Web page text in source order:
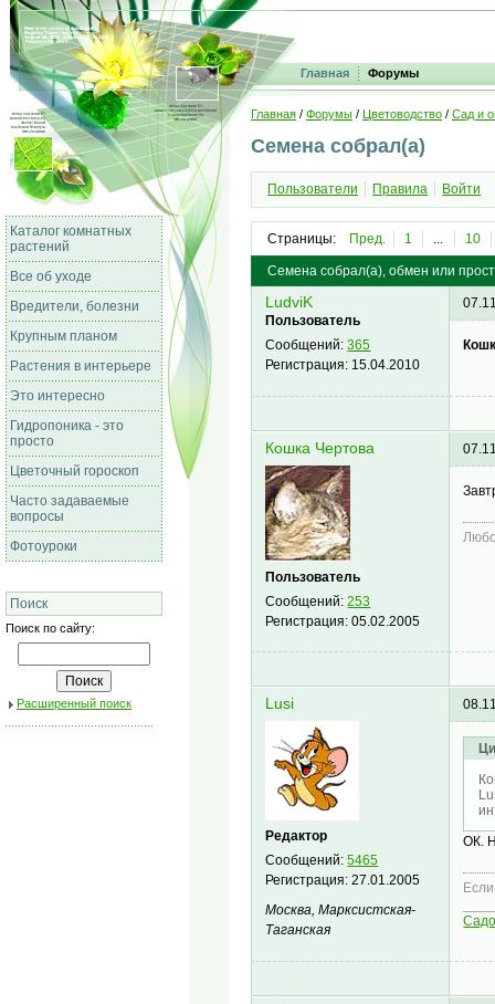
Главная Форумы
Каталог комнатных
растений
Все об уходе
Вредители, болезни
Крупным планом
Растения в интерьере
Это интересно
Гидропоника - это
просто
Цветочный гороскоп
Часто задаваемые
вопросы
Фотоуроки
Поиск
Поиск по сайту:
Расширенный поиск
Главная / Форумы / Цветоводство / Сад и
Семена собрал(а)
Пользователи Правила Войти
Страницы: Пред. 1 ... 10
Семена собрал(а), обмен или
LudviK
Пользователь
Сообщений:365
Регистрация: 15.04.2010
Кошка Чертова
Пользователь
Сообщений:253
Регистрация:05.02.2005
Lusi
Редактор
Сообщений:5465
Регистрация:27.01.2005
Москва, Марксистская-
Таганская
ОК.